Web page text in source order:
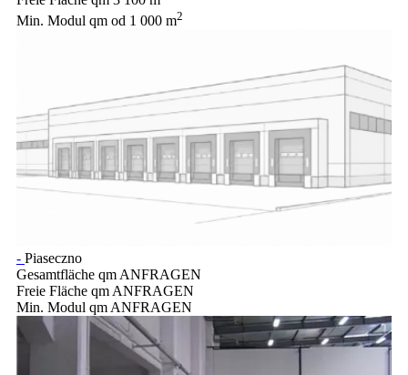
Min. Modul qm od 1 000 m2
- Piaseczno
Gesamtfläche qm ANFRAGEN
Freie Fläche qm ANFRAGEN
Min. Modul qm ANFRAGEN